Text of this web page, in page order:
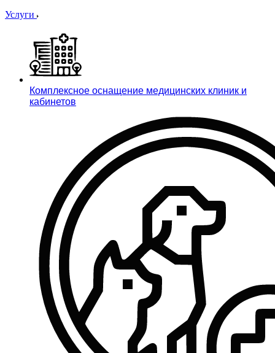
Услуги
Комплексное оснащение медицинских клиник и
кабинетов